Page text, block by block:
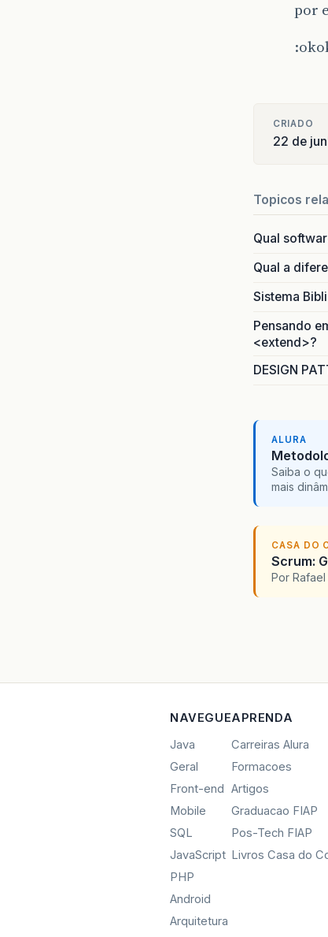
por
CRIADO
22 de
Topicos
Qual
Qual a
Sistema
Pensando
<extend>?
DESIGN
ALURA
Saiba o
mais
CASA DO
Scrum:
Por
NAVEGUE
Java
Geral
Front-end
Mobile
SQL
JavaScript
PHP
Android
Arquitetura
APRENDA
Carreiras Alura
Formacoes
Artigos
Graduacao FIAP
Pos-Tech FIAP
Livros Casa do